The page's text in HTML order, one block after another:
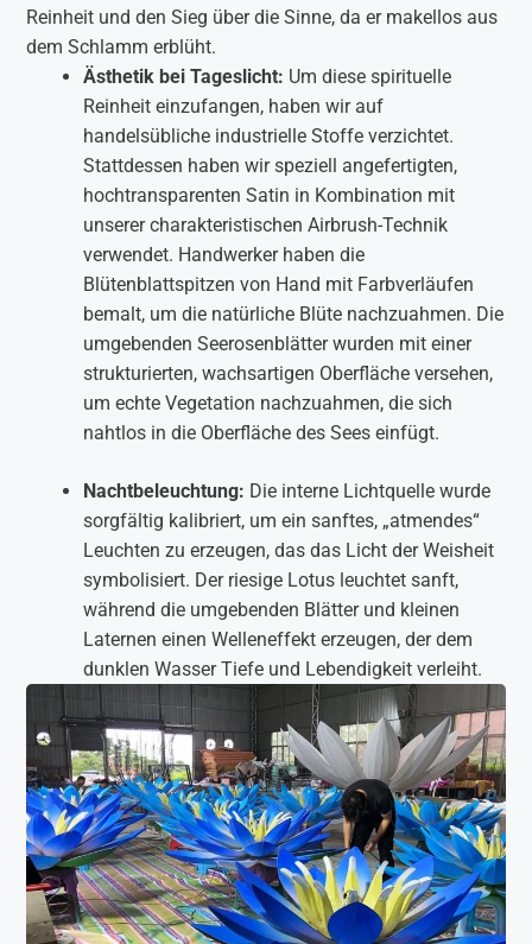
Reinheit und den Sieg über die Sinne, da er makellos aus
dem Schlamm erblüht.
Ästhetik bei Tageslicht: Um diese spirituelle
Reinheit einzufangen, haben wir auf
handelsübliche industrielle Stoffe verzichtet.
Stattdessen haben wir speziell angefertigten,
hochtransparenten Satin in Kombination mit
unserer charakteristischen Airbrush-Technik
verwendet. Handwerker haben die
Blütenblattspitzen von Hand mit Farbverläufen
bemalt, um die natürliche Blüte nachzuahmen. Die
umgebenden Seerosenblätter wurden mit einer
strukturierten, wachsartigen Oberfläche versehen,
um echte Vegetation nachzuahmen, die sich
nahtlos in die Oberfläche des Sees einfügt.
Nachtbeleuchtung: Die interne Lichtquelle wurde
sorgfältig kalibriert, um ein sanftes, „atmendes“
Leuchten zu erzeugen, das das Licht der Weisheit
symbolisiert. Der riesige Lotus leuchtet sanft,
während die umgebenden Blätter und kleinen
Laternen einen Welleneffekt erzeugen, der dem
dunklen Wasser Tiefe und Lebendigkeit verleiht.